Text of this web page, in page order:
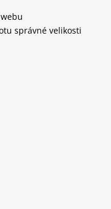
správné velikosti